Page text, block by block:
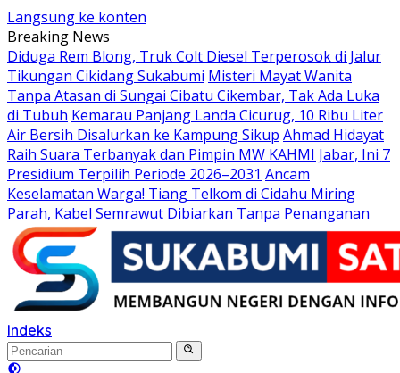
Langsung ke konten
Breaking News
Diduga Rem Blong, Truk Colt Diesel Terperosok di Jalur
Tikungan Cikidang Sukabumi Misteri Mayat Wanita
Tanpa Atasan di Sungai Cibatu Cikembar, Tak Ada Luka
di Tubuh Kemarau Panjang Landa Cicurug, 10 Ribu Liter
Air Bersih Disalurkan ke Kampung Sikup Ahmad Hidayat
Raih Suara Terbanyak dan Pimpin MW KAHMI Jabar, Ini 7
Presidium Terpilih Periode 2026–2031 Ancam
Keselamatan Warga! Tiang Telkom di Cidahu Miring
Parah, Kabel Semrawut Dibiarkan Tanpa Penanganan
Indeks